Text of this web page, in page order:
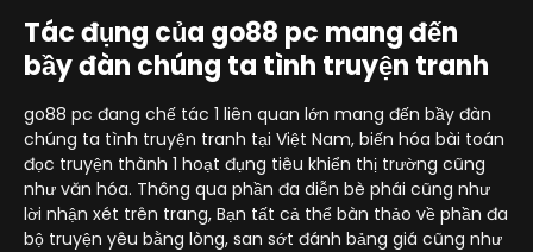
Tác đụng của go88 pc mang đến
bầy đàn chúng ta tình truyện tranh
go88 pc đang chế tác 1 liên quan lớn mang đến bầy đàn
chúng ta tình truyện tranh tại Việt Nam, biến hóa bài toán
đọc truyện thành 1 hoạt đụng tiêu khiển thị trường cũng
như văn hóa. Thông qua phần đa diễn bè phái cũng như
lời nhận xét trên trang, Bạn tất cả thể bàn thảo về phần đa
bộ truyện yêu bằng lòng, san sớt đánh bảng giá cũng như